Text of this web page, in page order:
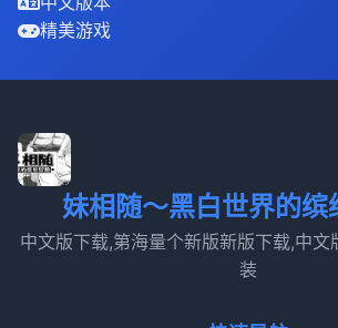
精美游戏
妹相随～黑白世界的缤
中文版下载,第海量个新版新版下载,中文
装